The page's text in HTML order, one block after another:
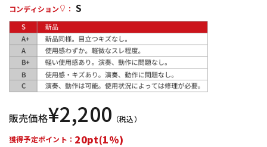
配信/ライブ機器
中古
コンディション
： S
販売価格¥2,200 （税込）
獲得予定ポイント： 20pt(1%)